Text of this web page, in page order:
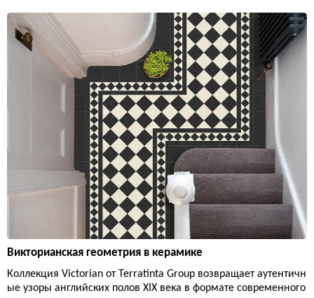
Викторианская геометрия в керамике
Коллекция Victorian от Terratinta Group возвращает аутентичн
ые узоры английских полов XIX века в формате современного